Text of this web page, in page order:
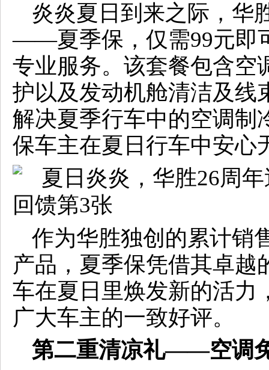
炎炎夏日到来之际，华
——夏季保，仅需99元即
专业服务。该套餐包含空
护以及发动机舱清洁及线
解决夏季行车中的空调制
保车主在夏日行车中安心
作为华胜独创的累计销
产品，夏季保凭借其卓越
车在夏日里焕发新的活力
广大车主的一致好评。
第二重清凉礼——空调